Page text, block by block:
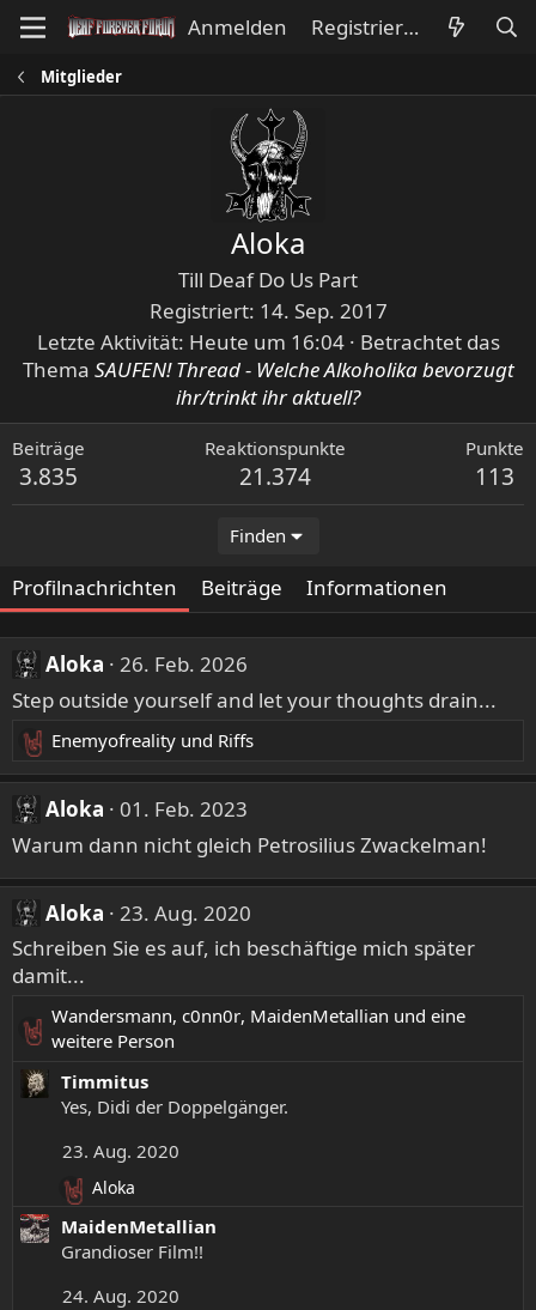
Anmelden Registrieren
Mitglieder
Aloka
Till Deaf Do Us Part
Registriert 14. Sep. 2017
Letzte Aktivität Heute um 16:04 · Betrachtet das
Thema SAUFEN! Thread - Welche Alkoholika bevorzugt
ihr/trinkt ihr aktuell?
Beiträge
3.835
Reaktionspunkte
21.374
Punkte
113
Finden
Profilnachrichten Beiträge Informationen
Aloka
26. Feb. 2026
Step outside yourself and let your thoughts drain...
R
e
a
k
t
i
o
n
e
n
Enemyofreality und Riffs
Aloka
01. Feb. 2023
Warum dann nicht gleich Petrosilius Zwackelman!
Aloka
23. Aug. 2020
Schreiben Sie es auf, ich beschäftige mich später
damit...
R
e
a
n
e
Wandersmann, c0nn0r, MaidenMetallian und eine
weitere Person
Timmitus
Yes, Didi der Doppelgänger.
23. Aug. 2020
R
e
a
k
t
Aloka
MaidenMetallian
Grandioser Film!!
24. Aug. 2020